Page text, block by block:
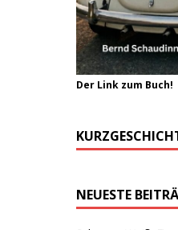
Der Link zum Buch!
NEUESTE